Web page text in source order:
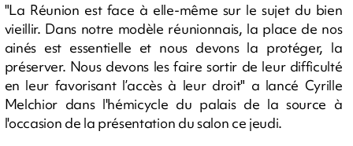
"La Réunion est face à elle-même sur le sujet du bien
vieillir. Dans notre modèle réunionnais, la place de nos
ainés est essentielle et nous devons la protéger, la
préserver. Nous devons les faire sortir de leur difficulté
en leur favorisant l’accès à leur droit" a lancé Cyrille
Melchior dans l'hémicycle du palais de la source à
l'occasion de la présentation du salon ce jeudi.